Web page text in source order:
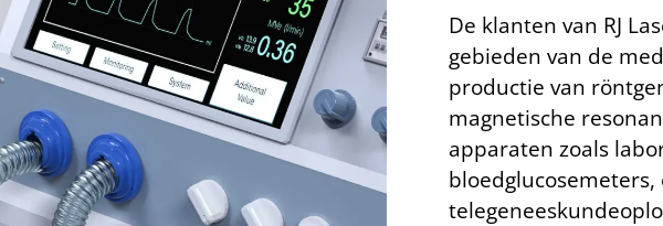
De klanten van RJ
gebieden van de
productie van
magnetische
apparaten zoals